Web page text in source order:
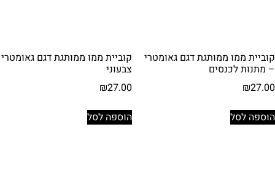
קוביית ממו ממותגת דגם גאומטרי
– מתנות לכנסים
₪27.00
הוספה לסל
קוביית ממו ממותגת דגם גאומטרי
צבעוני
₪27.00
הוספה לסל